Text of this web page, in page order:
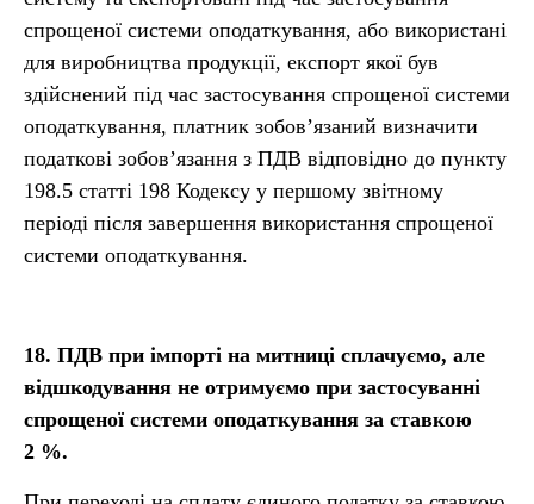
спрощеної системи оподаткування, або використані
для виробництва продукції, експорт якої був
здійснений під час застосування спрощеної системи
оподаткування, платник зобов’язаний визначити
податкові зобов’язання з ПДВ відповідно до пункту
198.5 статті 198 Кодексу у першому звітному
періоді після завершення використання спрощеної
системи оподаткування.
18. ПДВ при імпорті на митниці сплачуємо, але
відшкодування не отримуємо при застосуванні
спрощеної системи оподаткування за ставкою
2 %.